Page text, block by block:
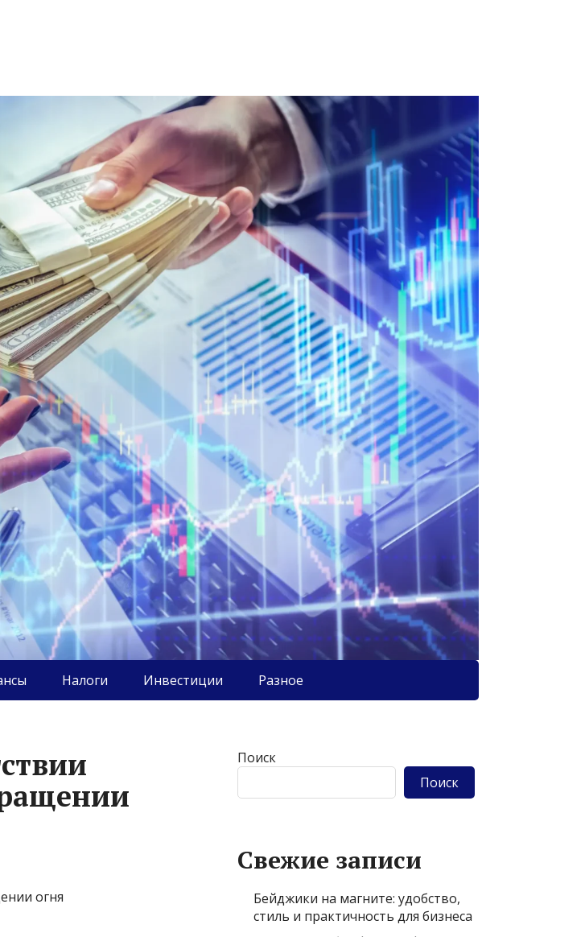
Налоги Инвестиции Разное
огня
Поиск
Поиск
Свежие записи
Бейджики на магните: удобство,
стиль и практичность для бизнеса